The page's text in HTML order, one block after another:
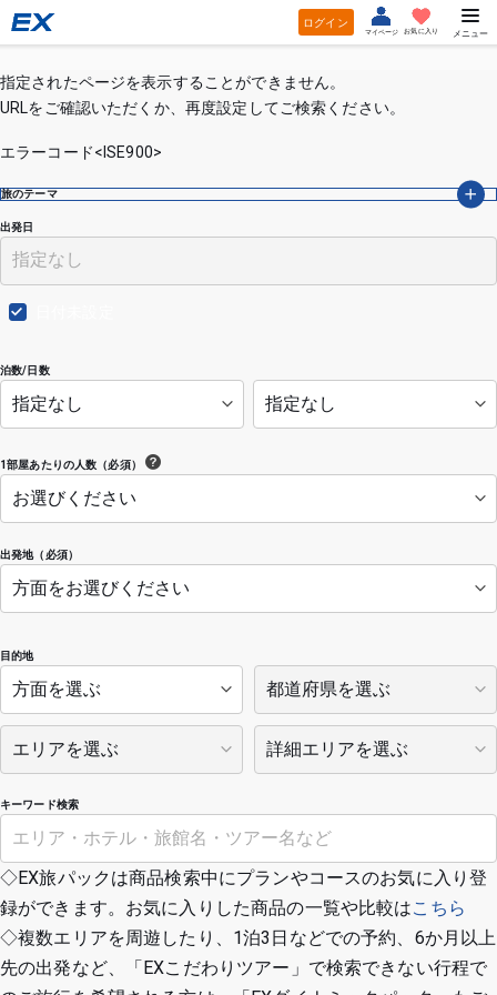
ログイン
マイページ お気に入り メニュー
指定されたページを表示することができません。
URLをご確認いただくか、再度設定してご検索ください。
エラーコード<ISE900>
出発地（必須）
出発日
泊数/日数
1部屋あたりの人数（必須）
目的地
キーワード検索
旅のテーマ
◇EX旅パックは商品検索中にプランやコースのお気に入り登
録ができます。お気に入りした商品の一覧や比較はこちら
◇複数エリアを周遊したり、1泊3日などでの予約、6か月以上
先の出発など、「EXこだわりツアー」で検索できない行程で